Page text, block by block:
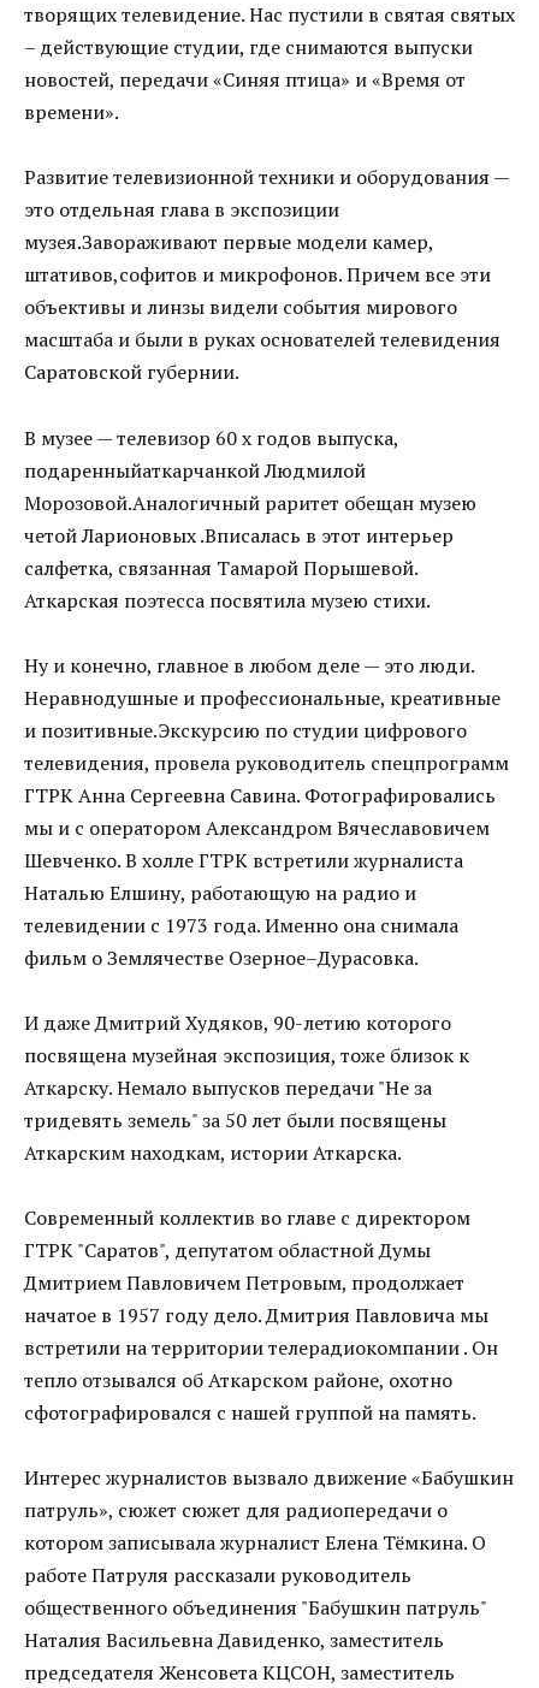
творящих телевидение. Нас пустили в святая святых
– действующие студии, где снимаются выпуски
новостей, передачи «Синяя птица» и «Время от
времени».
Развитие телевизионной техники и оборудования —
это отдельная глава в экспозиции
музея.Завораживают первые модели камер,
штативов,софитов и микрофонов. Причем все эти
объективы и линзы видели события мирового
масштаба и были в руках основателей телевидения
Саратовской губернии.
В музее — телевизор 60 х годов выпуска,
подаренныйаткарчанкой Людмилой
Морозовой.Аналогичный раритет обещан музею
четой Ларионовых .Вписалась в этот интерьер
салфетка, связанная Тамарой Порышевой.
Аткарская поэтесса посвятила музею стихи.
Ну и конечно, главное в любом деле — это люди.
Неравнодушные и профессиональные, креативные
и позитивные.Экскурсию по студии цифрового
телевидения, провела руководитель спецпрограмм
ГТРК Анна Сергеевна Савина. Фотографировались
мы и с оператором Александром Вячеславовичем
Шевченко. В холле ГТРК встретили журналиста
Наталью Елшину, работающую на радио и
телевидении с 1973 года. Именно она снимала
фильм о Землячестве Озерное–Дурасовка.
И даже Дмитрий Худяков, 90-летию которого
посвящена музейная экспозиция, тоже близок к
Аткарску. Немало выпусков передачи "Не за
тридевять земель" за 50 лет были посвящены
Аткарским находкам, истории Аткарска.
Современный коллектив во главе с директором
ГТРК "Саратов", депутатом областной Думы
Дмитрием Павловичем Петровым, продолжает
начатое в 1957 году дело. Дмитрия Павловича мы
встретили на территории телерадиокомпании . Он
тепло отзывался об Аткарском районе, охотно
сфотографировался с нашей группой на память.
Интерес журналистов вызвало движение «Бабушкин
патруль», сюжет сюжет для радиопередачи о
котором записывала журналист Елена Тёмкина. О
работе Патруля рассказали руководитель
общественного объединения "Бабушкин патруль"
Наталия Васильевна Давиденко, заместитель
председателя Женсовета КЦСОН, заместитель